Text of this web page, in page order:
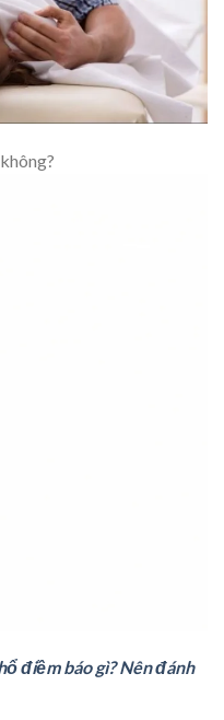
điềm báo gì? Nên đánh